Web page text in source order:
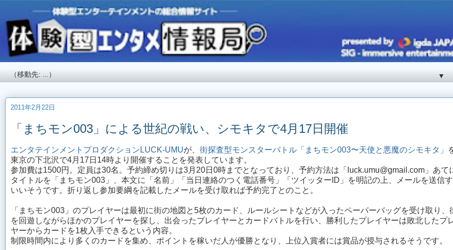
▼
2011年2月22日
「まちモン003」による世紀の戦い、シモキタで4月17日開催
エンタテインメントプロダクションLUCK-UMUが、 街探査型モンスターバトル「まちモン003〜天使と悪魔のシモキタ」
東京の下北沢で4月17日14時より開催することを発表しています。
参加費は1500円。定員は30名。予約締め切りは3月20日0時までとなっており、予約方法は「luck.umu@gmail.com」あて
タイトルを「まちモン003」、本文に「名前」「当日連絡のつく電話番号」「ツイッターID」を明記の上、メールを送信
いいそうです。折り返し参加要綱を記載したメールを受け取れば予約完了とのこと。
「まちモン003」のプレイヤーは最初に街の地図と5枚のカード、ルールシートなどが入ったペーパーバッグを受け取り、
を回遊しながらほかのプレイヤーを探し、出会ったプレイヤーとカードバトルを行い、勝利したプレイヤーは敗北したプ
ヤーからカードを1枚入手できるという内容。
制限時間内により多くのカードを集め、ポイントを稼いだ人が優勝となり、上位入賞者には賞品が授与されるそうです。